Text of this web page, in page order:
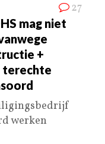
27
mag niet
+
terechte
werken